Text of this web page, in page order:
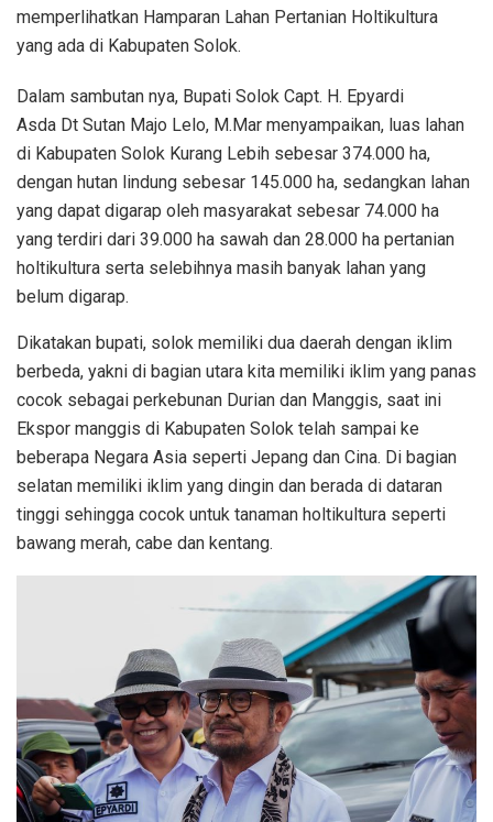
memperlihatkan Hamparan Lahan Pertanian Holtikultura
yang ada di Kabupaten Solok.
Dalam sambutan nya, Bupati Solok Capt. H. Epyardi
Asda Dt Sutan Majo Lelo, M.Mar menyampaikan, luas lahan
di Kabupaten Solok Kurang Lebih sebesar 374.000 ha,
dengan hutan lindung sebesar 145.000 ha, sedangkan lahan
yang dapat digarap oleh masyarakat sebesar 74.000 ha
yang terdiri dari 39.000 ha sawah dan 28.000 ha pertanian
holtikultura serta selebihnya masih banyak lahan yang
belum digarap.
Dikatakan bupati, solok memiliki dua daerah dengan iklim
berbeda, yakni di bagian utara kita memiliki iklim yang panas
cocok sebagai perkebunan Durian dan Manggis, saat ini
Ekspor manggis di Kabupaten Solok telah sampai ke
beberapa Negara Asia seperti Jepang dan Cina. Di bagian
selatan memiliki iklim yang dingin dan berada di dataran
tinggi sehingga cocok untuk tanaman holtikultura seperti
bawang merah, cabe dan kentang.